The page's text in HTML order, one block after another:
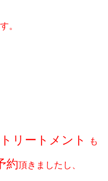
。
トリートメント も
約頂きましたし、